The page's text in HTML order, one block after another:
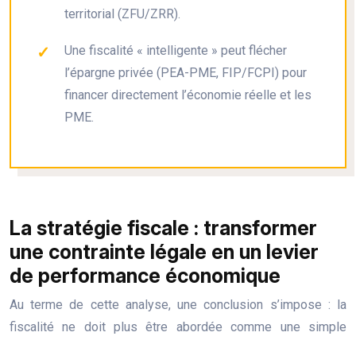
territorial (ZFU/ZRR).
Une fiscalité « intelligente » peut flécher
l’épargne privée (PEA-PME, FIP/FCPI) pour
financer directement l’économie réelle et les
PME.
La stratégie fiscale : transformer
une contrainte légale en un levier
de performance économique
Au terme de cette analyse, une conclusion s’impose : la
fiscalité ne doit plus être abordée comme une simple